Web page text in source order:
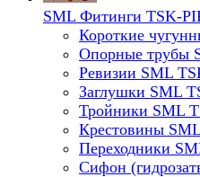
SML Фитинги TSK-
Короткие
Опорные трубы
Ревизии SML
Заглушки SML
Тройники SML
Крестовины
Переходники
Сифон